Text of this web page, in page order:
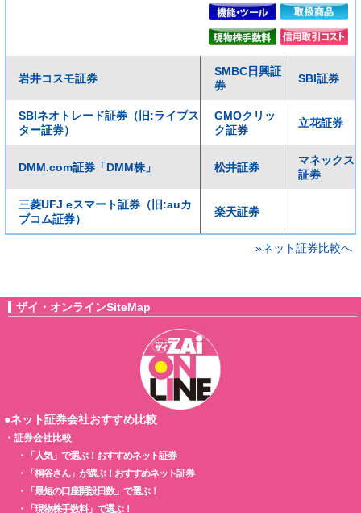
岩井コスモ証券
SMBC日興証
券
SBI証券
SBIネオトレード証券（旧:ライブス
ター証券）
GMOクリッ
ク証券
立花証券
DMM.com証券「DMM株」 松井証券
マネックス
証券
三菱UFJ eスマート証券（旧:auカ
ブコム証券）
楽天証券
»ネット証券比較へ
ザイ・オンラインSiteMap
●ネット証券会社おすすめ比較
・ 証券会社比較
・
「人気」で選ぶ！おすすめネット証券
・
「桐谷さん」が選ぶ！おすすめネット証券
・
「最短の口座開設日数」で選ぶ！
・
「現物株手数料」で選ぶ！